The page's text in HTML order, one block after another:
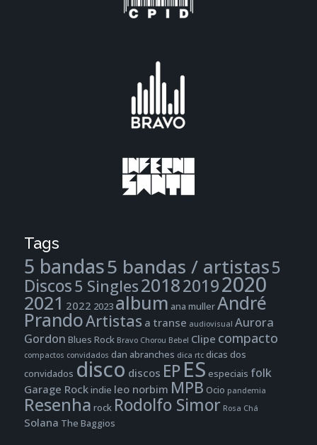
Tags
5 bandas5 bandas / artistas5
Discos5 Singles201820192020
2021 2022 2023album ana mullerAndré
PrandoArtistas a transe audiovisual Aurora
Gordon Blues Rock Bravo Chorou Bebel Clipe compacto
compactos convidados dan abranches dica rtc dicas dos
convidados disco discos EP ES especiais folk
Garage Rockindie leo norbim MPB Ocio pandemia
Resenha rock Rodolfo Simor Rosa Chá
Solana The Baggios